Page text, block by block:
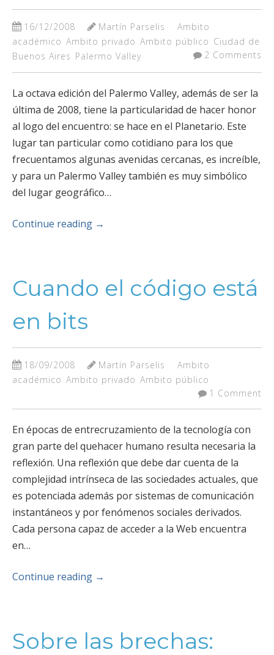
16/12/2008 Martín Parselis
Ambito
académico Ambito privado Ambito público Ciudad de
Buenos Aires Palermo Valley 2 Comments
La octava edición del Palermo Valley, además de ser la
última de 2008, tiene la particularidad de hacer honor
al logo del encuentro: se hace en el Planetario. Este
lugar tan particular como cotidiano para los que
frecuentamos algunas avenidas cercanas, es increíble,
y para un Palermo Valley también es muy simbólico
del lugar geográfico…
Continue reading →
Cuando el código está
en bits
18/09/2008 Martín Parselis
Ambito
académico Ambito privado Ambito público
1 Comment
En épocas de entrecruzamiento de la tecnología con
gran parte del quehacer humano resulta necesaria la
reflexión. Una reflexión que debe dar cuenta de la
complejidad intrínseca de las sociedades actuales, que
es potenciada además por sistemas de comunicación
instantáneos y por fenómenos sociales derivados.
Cada persona capaz de acceder a la Web encuentra
en…
Continue reading →
Sobre las brechas: